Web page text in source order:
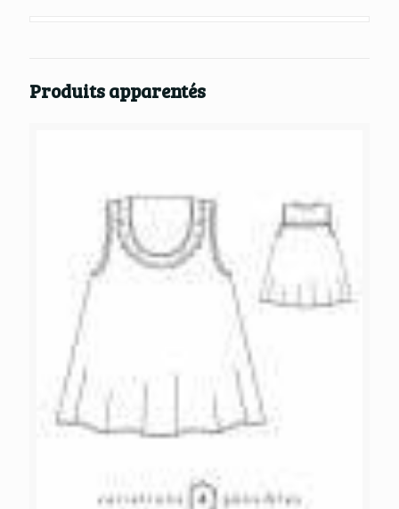
Produits apparentés